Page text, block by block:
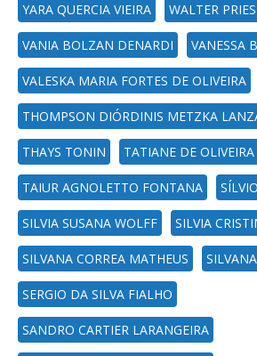
YARA QUERCIA VIEIRA WALTER
VANIA BOLZAN DENARDI VANESSA
VALESKA MARIA FORTES DE OLIVEIRA
THOMPSON DIÓRDINIS METZKA
THAYS TONIN TATIANE DE OLIVEIRA
TAIUR AGNOLETTO FONTANA
SILVIA SUSANA WOLFF SILVIA
SILVANA CORREA MATHEUS
SERGIO DA SILVA FIALHO
SANDRO CARTIER LARANGEIRA